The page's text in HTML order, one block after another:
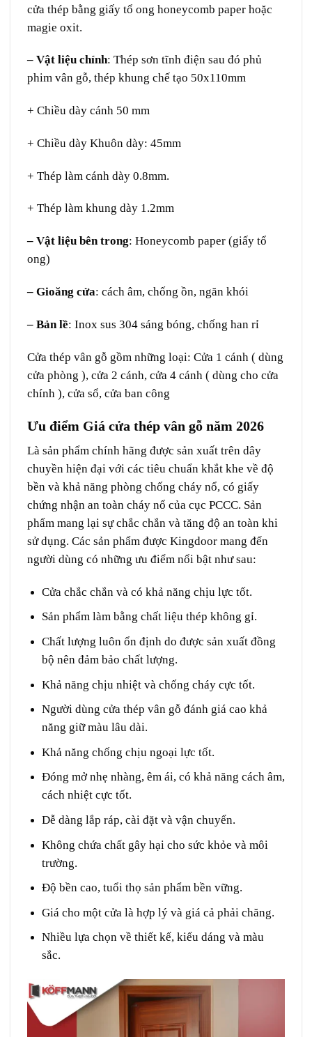
cửa thép bằng giấy tổ ong honeycomb paper hoặc
magie oxit.
– Vật liệu chính: Thép sơn tĩnh điện sau đó phủ
phim vân gỗ, thép khung chế tạo 50x110mm
+ Chiều dày cánh 50 mm
+ Chiều dày Khuôn dày: 45mm
+ Thép làm cánh dày 0.8mm.
+ Thép làm khung dày 1.2mm
– Vật liệu bên trong: Honeycomb paper (giấy tổ
ong)
– Gioăng cửa: cách âm, chống ồn, ngăn khói
– Bản lề: Inox sus 304 sáng bóng, chống han rỉ
Cửa thép vân gỗ gồm những loại: Cửa 1 cánh ( dùng
cửa phòng ), cửa 2 cánh, cửa 4 cánh ( dùng cho cửa
chính ), cửa sổ, cửa ban công
Ưu điểm Giá cửa thép vân gỗ năm 2026
Là sản phẩm chính hãng được sản xuất trên dây
chuyền hiện đại với các tiêu chuẩn khắt khe về độ
bền và khả năng phòng chống cháy nổ, có giấy
chứng nhận an toàn cháy nổ của cục PCCC. Sản
phẩm mang lại sự chắc chắn và tăng độ an toàn khi
sử dụng. Các sản phẩm được Kingdoor mang đến
người dùng có những ưu điểm nổi bật như sau:
Cửa chắc chắn và có khả năng chịu lực tốt.
Sản phẩm làm bằng chất liệu thép không gỉ.
Chất lượng luôn ổn định do được sản xuất đồng
bộ nên đảm bảo chất lượng.
Khả năng chịu nhiệt và chống cháy cực tốt.
Người dùng cửa thép vân gỗ đánh giá cao khả
năng giữ màu lâu dài.
Khả năng chống chịu ngoại lực tốt.
Đóng mở nhẹ nhàng, êm ái, có khả năng cách âm,
cách nhiệt cực tốt.
Dễ dàng lắp ráp, cài đặt và vận chuyển.
Không chứa chất gây hại cho sức khỏe và môi
trường.
Độ bền cao, tuổi thọ sản phẩm bền vững.
Giá cho một cửa là hợp lý và giá cả phải chăng.
Nhiều lựa chọn về thiết kế, kiểu dáng và màu
sắc.